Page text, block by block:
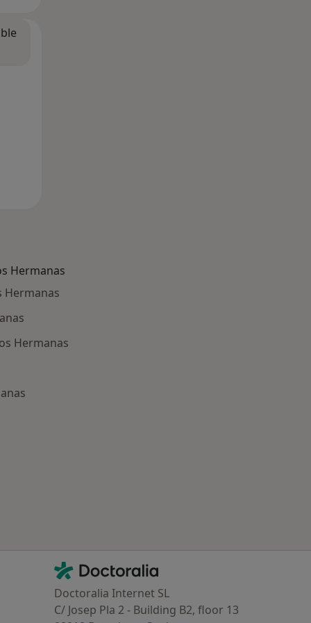
Hermanas
Hermanas
Hermanas
Contacto
Doctoralia - Página de inicio
Doctoralia Internet SL
C/ Josep Pla 2 - Building B2, floor 13